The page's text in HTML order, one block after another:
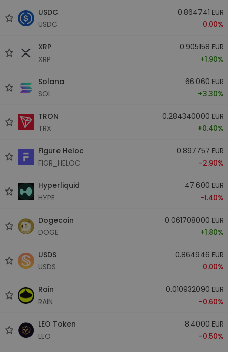
USDC
USDC
0.864741 EUR
0.00%
XRP
XRP
0.905158 EUR
+1.90%
Solana
SOL
66.060 EUR
+3.30%
TRON
TRX
0.284340000 EUR
+0.40%
Figure Heloc
FIGR_HELOC
0.897757 EUR
-2.90%
Hyperliquid
HYPE
47.600 EUR
-1.40%
Dogecoin
DOGE
0.061708000 EUR
+1.80%
USDS
USDS
0.864946 EUR
0.00%
Rain
RAIN
0.010932090 EUR
-0.60%
LEO Token
LEO
8.4000 EUR
-0.50%